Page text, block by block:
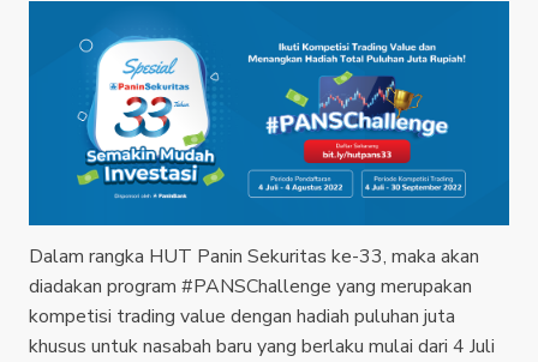
Dalam rangka HUT Panin Sekuritas ke-33, maka akan
diadakan program #PANSChallenge yang merupakan
kompetisi trading value dengan hadiah puluhan juta
khusus untuk nasabah baru yang berlaku mulai dari 4 Juli